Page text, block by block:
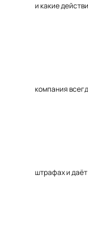
и какие
компания
штрафах и